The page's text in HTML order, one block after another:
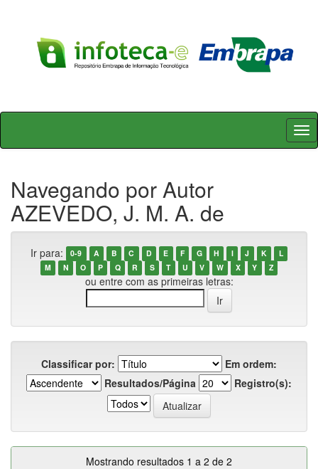
Skip
Navegando por Autor
AZEVEDO, J. M. A. de
Ir para: 0-9 A B C D E F G H I J K
L
M
N O P Q R S T U V W X Y Z
ou entre com as primeiras letras:
Classificar por:
Em ordem:
Resultados/Página
Registro(s):
Mostrando resultados 1 a 2 de 2